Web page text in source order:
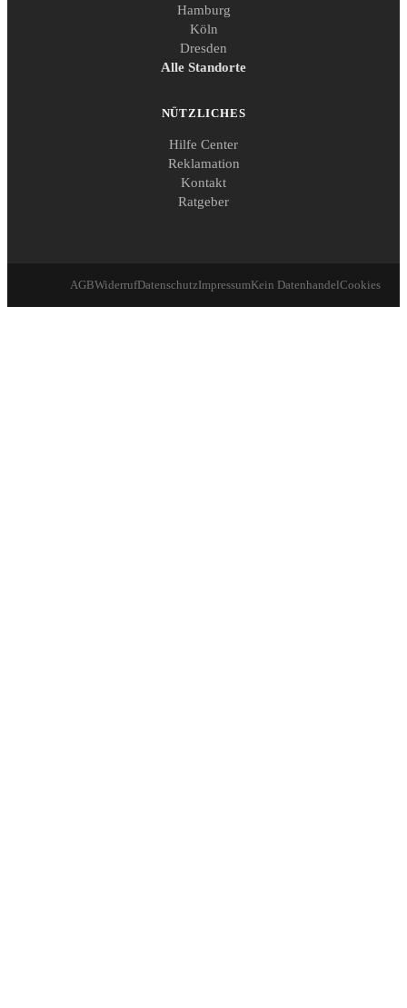
Hamburg
Köln
Dresden
Alle Standorte
NÜTZLICHES
Hilfe Center
Reklamation
Kontakt
Ratgeber
AGBWiderrufDatenschutzImpressumKein DatenhandelCookies